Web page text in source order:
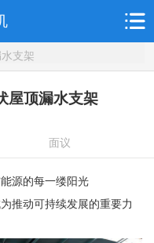
支架
屋顶漏水支架
面议
源的每一缕阳光
推动可持续发展的重要力